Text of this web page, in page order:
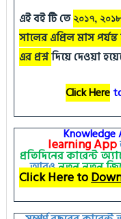
এই বই টি তে ২০১৭,
সালের এপ্রিল মাস
এর প্রশ্নদিয়ে দেওয়া
Click Here
Knowledge
learningApp
প্রতিদিনের কারেন্ট
আরওনতুননতুন
Click Here to